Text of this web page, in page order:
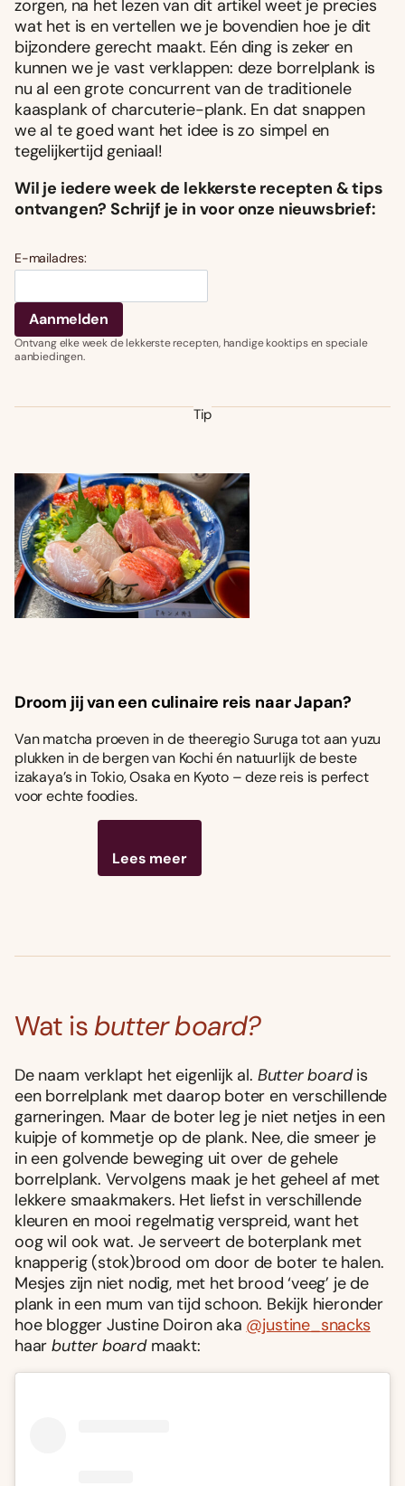
zorgen, na het lezen van dit artikel weet je precies
wat het is en vertellen we je bovendien hoe je dit
bijzondere gerecht maakt. Eén ding is zeker en
kunnen we je vast verklappen: deze borrelplank is
nu al een grote concurrent van de traditionele
kaasplank of charcuterie-plank. En dat snappen
we al te goed want het idee is zo simpel en
tegelijkertijd geniaal!
Wil je iedere week de lekkerste recepten & tips
ontvangen? Schrijf je in voor onze nieuwsbrief:
E-mailadres:
Ontvang elke week de lekkerste recepten, handige kooktips en speciale
aanbiedingen.
Tip
Droom jij van een culinaire reis naar Japan?
Van matcha proeven in de theeregio Suruga tot aan yuzu
plukken in de bergen van Kochi én natuurlijk de beste
izakaya’s in Tokio, Osaka en Kyoto – deze reis is perfect
voor echte foodies.
Lees meer
Wat isbutter board?
De naam verklapt het eigenlijk al. Butter boardis
een borrelplank met daarop boter en verschillende
garneringen. Maar de boter leg je niet netjes in een
kuipje of kommetje op de plank. Nee, die smeer je
in een golvende beweging uit over de gehele
borrelplank. Vervolgens maak je het geheel af met
lekkere smaakmakers. Het liefst in verschillende
kleuren en mooi regelmatig verspreid, want het
oog wil ook wat. Je serveert de boterplank met
knapperig (stok)brood om door de boter te halen.
Mesjes zijn niet nodig, met het brood ‘veeg’ je de
plank in een mum van tijd schoon. Bekijk hieronder
hoe blogger Justine Doiron aka @justine_snacks
haarbutter boardmaakt: